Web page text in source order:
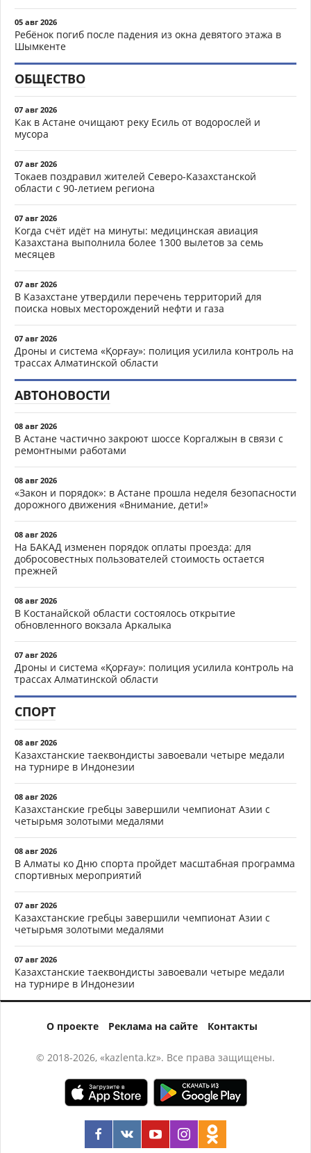
05 авг 2026
Ребёнок погиб после падения из окна девятого этажа в
Шымкенте
ОБЩЕСТВО
07 авг 2026
Как в Астане очищают реку Есиль от водорослей и
мусора
07 авг 2026
Токаев поздравил жителей Северо-Казахстанской
области с 90-летием региона
07 авг 2026
Когда счёт идёт на минуты: медицинская авиация
Казахстана выполнила более 1300 вылетов за семь
месяцев
07 авг 2026
В Казахстане утвердили перечень территорий для
поиска новых месторождений нефти и газа
07 авг 2026
Дроны и система «Қорғау»: полиция усилила контроль на
трассах Алматинской области
АВТОНОВОСТИ
08 авг 2026
В Астане частично закроют шоссе Коргалжын в связи с
ремонтными работами
08 авг 2026
«Закон и порядок»: в Астане прошла неделя безопасности
дорожного движения «Внимание, дети!»
08 авг 2026
На БАКАД изменен порядок оплаты проезда: для
добросовестных пользователей стоимость остается
прежней
08 авг 2026
В Костанайской области состоялось открытие
обновленного вокзала Аркалыка
07 авг 2026
Дроны и система «Қорғау»: полиция усилила контроль на
трассах Алматинской области
СПОРТ
08 авг 2026
Казахстанские таеквондисты завоевали четыре медали
на турнире в Индонезии
08 авг 2026
Казахстанские гребцы завершили чемпионат Азии с
четырьмя золотыми медалями
08 авг 2026
В Алматы ко Дню спорта пройдет масштабная программа
спортивных мероприятий
07 авг 2026
Казахстанские гребцы завершили чемпионат Азии с
четырьмя золотыми медалями
07 авг 2026
Казахстанские таеквондисты завоевали четыре медали
на турнире в Индонезии
О проекте Реклама на сайте Контакты
© 2018-2026, «kazlenta.kz». Все права защищены.